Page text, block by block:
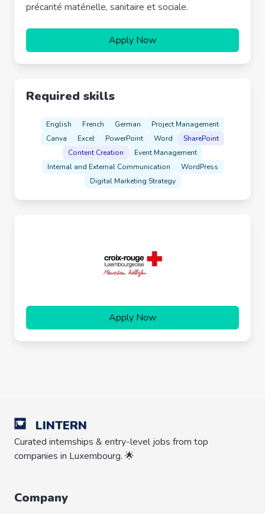
précarité matérielle, sanitaire et sociale.
Apply Now
Required skills
English French German
Project Management
Canva
Excel PowerPoint Word
SharePoint
Content Creation
Event Management
Internal and External Communication
WordPress
Digital Marketing Strategy
Apply Now
LINTERN
Curated internships & entry-level jobs from top
companies in Luxembourg. 🌟
Company